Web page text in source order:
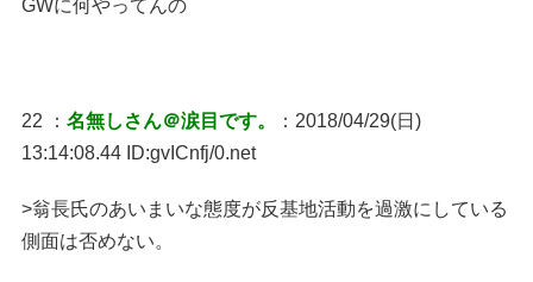
GWに何やってんの
22 ： 名無しさん＠涙目です。
：2018/04/29(日)
13:14:08.44 ID:gvICnfj/0.net
>翁長氏のあいまいな態度が反基地活動を過激にしている
側面は否めない。